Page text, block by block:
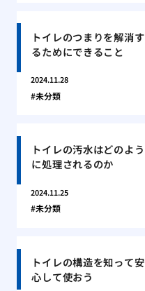
トイレのつまりを解消す
るためにできること
2024.11.28
未分類
トイレの汚水はどのよう
に処理されるのか
2024.11.25
未分類
トイレの構造を知って安
心して使おう